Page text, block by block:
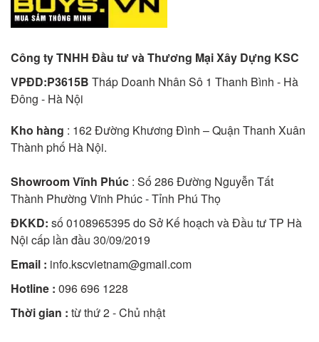
Công ty TNHH Đầu tư và Thương Mại Xây Dựng KSC
VPĐD:P3615B Tháp Doanh Nhân Sô 1 Thanh Bình - Hà
Đông - Hà Nội
Kho hàng : 162 Đường Khương Đình – Quận Thanh Xuân
Thành phố Hà Nội.
Showroom Vĩnh Phúc : Số 286 Đường Nguyễn Tất
Thành Phường Vĩnh Phúc - Tỉnh Phú Thọ
ĐKKD: số 0108965395 do Sở Kế hoạch và Đầu tư TP Hà
Nội cấp lần đầu 30/09/2019
Email : info.kscvietnam@gmail.com
Hotline : 096 696 1228
Thời gian : từ thứ 2 - Chủ nhật